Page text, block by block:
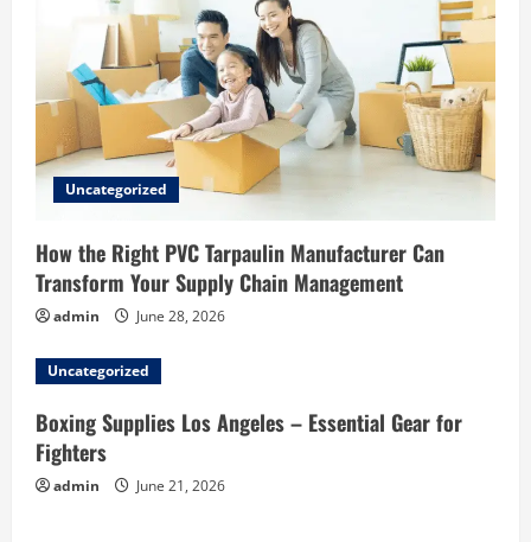
Uncategorized
How the Right PVC Tarpaulin Manufacturer Can
Transform Your Supply Chain Management
admin June 28, 2026
Uncategorized
Boxing Supplies Los Angeles – Essential Gear for
Fighters
admin June 21, 2026